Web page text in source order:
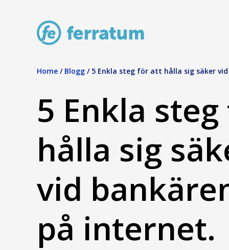
Home / Blogg / 5 Enkla steg för att hålla sig säker
5 Enkla
hålla sig
vid
på internet.